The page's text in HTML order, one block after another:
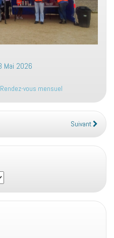
Rendez-vous mensuel
Suivant